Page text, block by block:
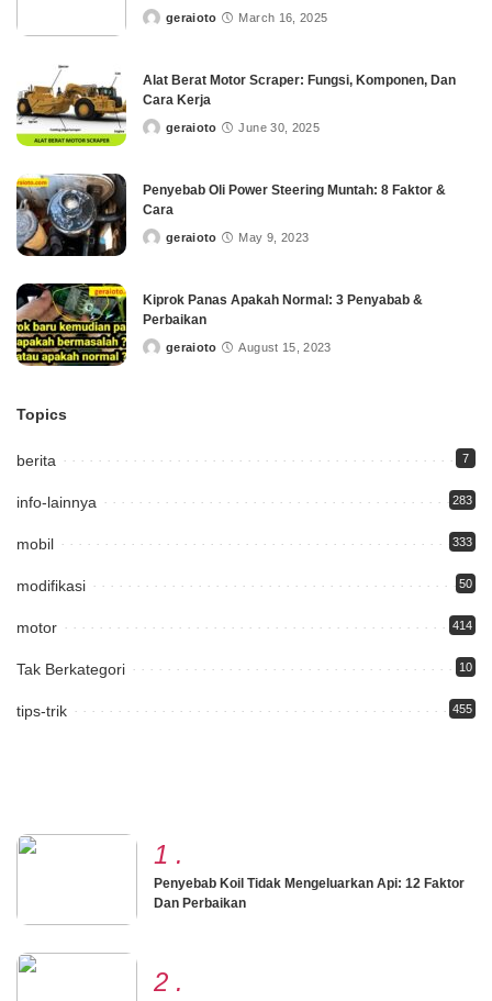
Postedgeraioto March 16, 2025
Alat Berat Motor Scraper: Fungsi, Komponen, Dan
Cara Kerja
Postedgeraioto June 30, 2025
Penyebab Oli Power Steering Muntah: 8 Faktor &
Cara
Postedgeraioto May 9, 2023
Kiprok Panas Apakah Normal: 3 Penyabab &
Perbaikan
Postedgeraioto August 15, 2023
Topics
berita 7
info-lainnya 283
mobil 333
modifikasi 50
motor 414
Tak Berkategori 10
tips-trik 455
1 .
Penyebab Koil Tidak Mengeluarkan Api: 12 Faktor
Dan Perbaikan
2 .